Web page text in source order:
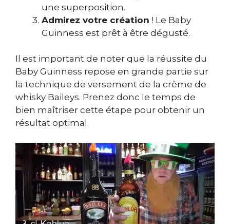
une superposition.
Admirez votre création ! Le Baby
Guinness est prêt à être dégusté.
Il est important de noter que la réussite du
Baby Guinness repose en grande partie sur
la technique de versement de la crème de
whisky Baileys. Prenez donc le temps de
bien maîtriser cette étape pour obtenir un
résultat optimal.